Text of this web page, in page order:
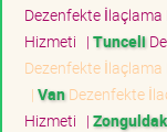
Dezenfekte İlaçlama
Hizmeti | Tunceli
Dezenfekte İlaçlama
| VanDezenfekte
Hizmeti | Zonguldak